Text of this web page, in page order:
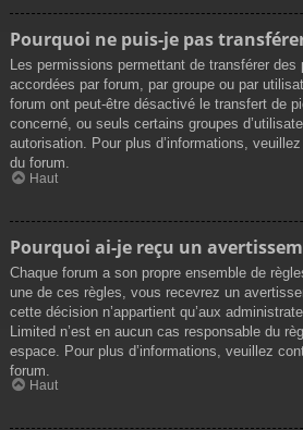
Pourquoi ne puis-je pas
Les permissions permettant de transférer
accordées par forum, par groupe ou par
forum ont peut-être désactivé le transfert de
concerné, ou seuls certains groupes
autorisation. Pour plus d’informations,
du forum.
Haut
Pourquoi ai-je reçu un
Chaque forum a son propre ensemble de
une de ces règles, vous recevrez un
cette décision n’appartient qu’aux
Limited n’est en aucun cas responsable du
espace. Pour plus d’informations, veuillez
forum.
Haut